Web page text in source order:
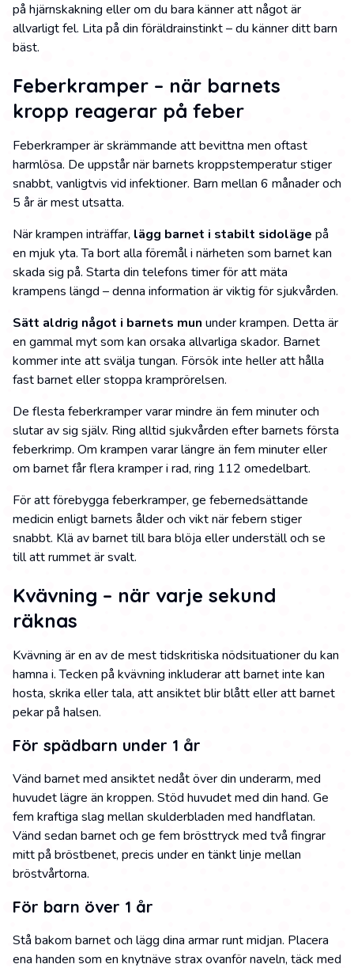
på hjärnskakning eller om du bara känner att något är
allvarligt fel. Lita på din föräldrainstinkt – du känner ditt barn
bäst.
Feberkramper – när barnets
kropp reagerar på feber
Feberkramper är skrämmande att bevittna men oftast
harmlösa. De uppstår när barnets kroppstemperatur stiger
snabbt, vanligtvis vid infektioner. Barn mellan 6 månader och
5 år är mest utsatta.
När krampen inträffar, lägg barnet i stabilt sidoläge på
en mjuk yta. Ta bort alla föremål i närheten som barnet kan
skada sig på. Starta din telefons timer för att mäta
krampens längd – denna information är viktig för sjukvården.
Sätt aldrig något i barnets mun under krampen. Detta är
en gammal myt som kan orsaka allvarliga skador. Barnet
kommer inte att svälja tungan. Försök inte heller att hålla
fast barnet eller stoppa kramprörelsen.
De flesta feberkramper varar mindre än fem minuter och
slutar av sig själv. Ring alltid sjukvården efter barnets första
feberkrimp. Om krampen varar längre än fem minuter eller
om barnet får flera kramper i rad, ring 112 omedelbart.
För att förebygga feberkramper, ge febernedsättande
medicin enligt barnets ålder och vikt när febern stiger
snabbt. Klä av barnet till bara blöja eller underställ och se
till att rummet är svalt.
Kvävning – när varje sekund
räknas
Kvävning är en av de mest tidskritiska nödsituationer du kan
hamna i. Tecken på kvävning inkluderar att barnet inte kan
hosta, skrika eller tala, att ansiktet blir blått eller att barnet
pekar på halsen.
För spädbarn under 1 år
Vänd barnet med ansiktet nedåt över din underarm, med
huvudet lägre än kroppen. Stöd huvudet med din hand. Ge
fem kraftiga slag mellan skulderbladen med handflatan.
Vänd sedan barnet och ge fem brösttryck med två fingrar
mitt på bröstbenet, precis under en tänkt linje mellan
bröstvårtorna.
För barn över 1 år
Stå bakom barnet och lägg dina armar runt midjan. Placera
ena handen som en knytnäve strax ovanför naveln, täck med